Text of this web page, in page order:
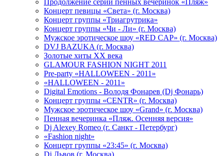
Продолжение серии пенных вечеринок «Пляж»
Концерт певицы «Света» (г. Москва)
Концерт группы «Триагрутрика»
Концерт группы «Чи - Ли» (г. Москва)
Мужское эротическое шоу «RED CAP» (г. Москва)
DVJ BAZUKA (г. Москва)
Золотые хиты XX века
GLAMOUR FASHION NIGHT 2011
Pre-party «HALLOWEEN - 2011»
«HALLOWEEN - 2011»
Digital Emotions - Володя Фонарев (Dj Фонарь)
Концерт группы «CENTR» (г. Москва)
Мужское эротическое шоу «Grand» (г. Москва)
Пенная вечеринка «Пляж. Осенняя версия»
Dj Alexey Romeo (г. Санкт - Петербург)
«Fashion night»
Концерт группы «23:45» (г. Москва)
Dj Львов (г. Москва)